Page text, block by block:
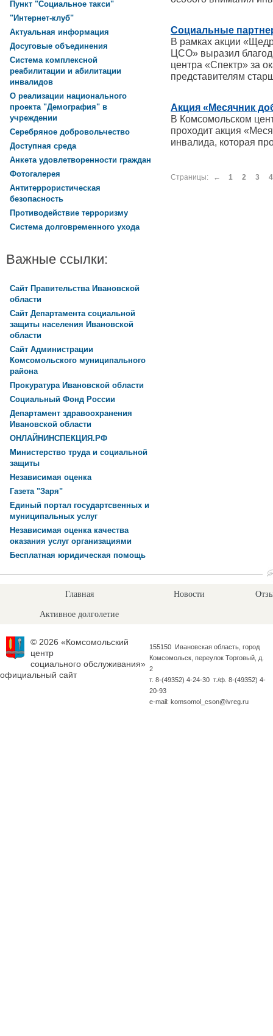
Социальные
В рамках акции
ЦСО» выразил
центра «Спектр» за
представителям
Акция «Месячник
В Комсомольском
проходит акция
инвалида, которая
Страницы: ← 1 2 3 4
Пункт "Социальное такси"
"Интернет-клуб"
Актуальная информация
Досуговые объединения
Система комплексной
реабилитации и абилитации
инвалидов
О реализации национального
проекта "Демография" в
учреждении
Серебряное добровольчество
Доступная среда
Анкета удовлетворенности граждан
Фотогалерея
Антитеррористическая
безопасность
Противодействие терроризму
Система долговременного ухода
Важные ссылки:
Сайт Правительства Ивановской
области
Сайт Департамента социальной
защиты населения Ивановской
области
Сайт Администрации
Комсомольского муниципального
района
Прокуратура Ивановской области
Социальный Фонд России
Департамент здравоохранения
Ивановской области
ОНЛАЙНИНСПЕКЦИЯ.РФ
Министерство труда и социальной
защиты
Независимая оценка
Газета "Заря"
Единый портал государтсвенных и
муниципальных услуг
Независимая оценка качества
оказания услуг организациями
Бесплатная юридическая помощь
Главная Новости
Активное долголетие
© 2026 «Комсомольский
центр
социального обслуживания»
официальный сайт
155150 Ивановская область, город
Комсомольск, переулок Торговый, д.
2
т. 8-(49352) 4-24-30 т./ф. 8-(49352) 4-
20-93
e-mail: komsomol_cson@ivreg.ru